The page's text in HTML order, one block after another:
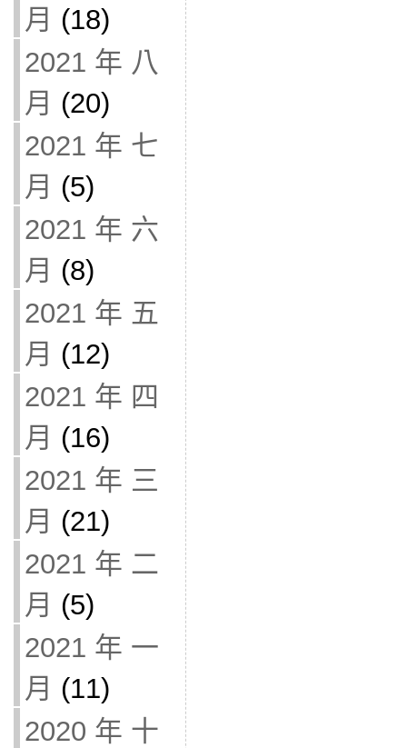
月 (18)
2021 年 八
月 (20)
2021 年 七
月 (5)
2021 年 六
月 (8)
2021 年 五
月 (12)
2021 年 四
月 (16)
2021 年 三
月 (21)
2021 年 二
月 (5)
2021 年 一
月 (11)
2020 年 十